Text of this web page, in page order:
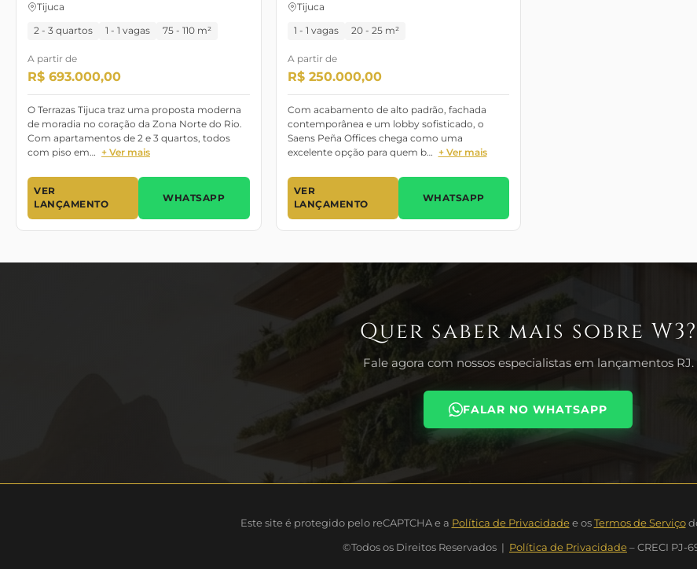
Tijuca
2 - 3 quartos 1 - 1 vagas 75 - 110 m²
A partir de
R$ 693.000,00
O Terrazas Tijuca traz uma proposta moderna
de moradia no coração da Zona Norte do Rio.
Com apartamentos de 2 e 3 quartos, todos
com piso em… + Ver mais
VER
LANÇAMENTO
WHATSAPP
Tijuca
1 - 1 vagas 20 - 25 m²
A partir de
R$ 250.000,00
Com acabamento de alto padrão, fachada
contemporânea e um lobby sofisticado, o
Saens Peña Offices chega como uma
excelente opção para quem b… + Ver mais
VER
LANÇAMENTO
WHATSAPP
Quer saber mais sobre W3?
Fale agora com nossos especialistas em lançamentos RJ.
FALAR NO WHATSAPP
Este site é protegido pelo reCAPTCHA e a Política de Privacidadee os Termos de Serviço
©Todos os Direitos Reservados | Política de Privacidade – CRECI PJ-